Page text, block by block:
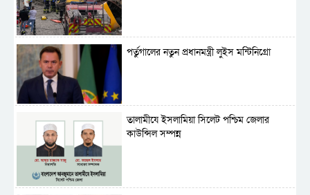
পর্তুগালের নতুন প্রধানমন্ত্রী লুইস মন্টিনিগ্রো
‎তালামীযে ইসলামিয়া সিলেট পশ্চিম জেলার
কাউন্সিল সম্পন্ন